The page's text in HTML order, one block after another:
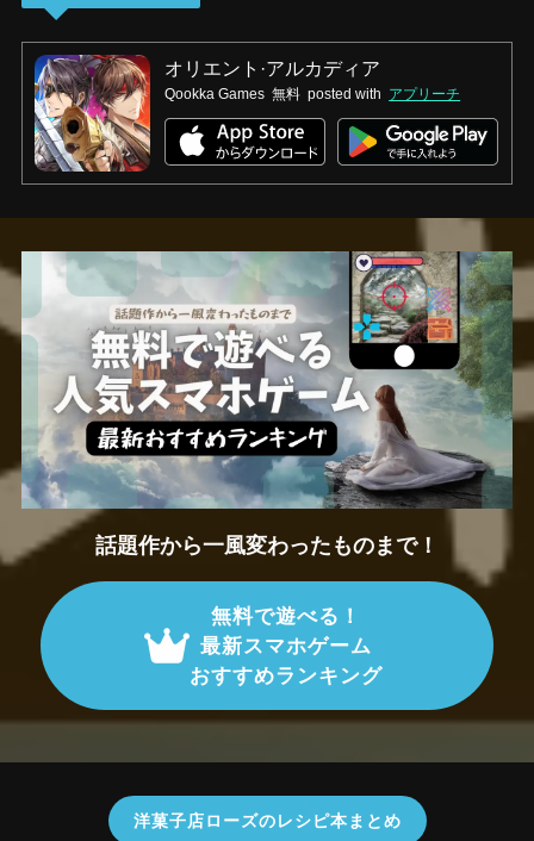
オリエント·アルカディア
Qookka Games 無料 posted with アプリーチ
話題作から一風変わったものまで！
無料で遊べる！
最新スマホゲーム
おすすめランキング
洋菓子店ローズのレシピ本まとめ